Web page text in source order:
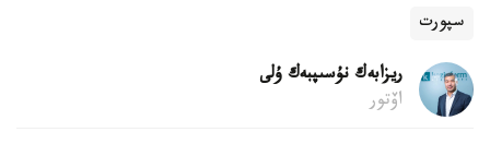
سپورت
ريزابەك نۇسىپبەك ۇلى
اۆتور